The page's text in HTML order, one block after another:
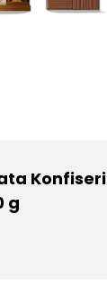
Konfiseri
g